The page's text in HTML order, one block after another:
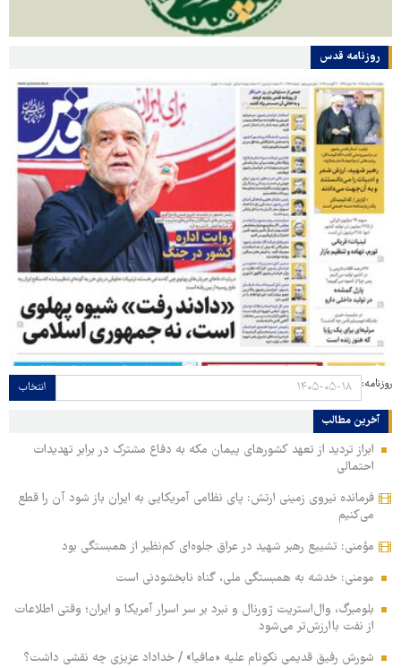
روزنامه قدس
روزنامه: انتخاب
آخرین مطالب
ابراز تردید از تعهد کشورهای پیمان مکه به دفاع مشترک در برابر تهدیدات
احتمالی
فرمانده نیروی زمینی ارتش: پای نظامی آمریکایی به ایران باز شود آن را قطع
می‌کنیم
مؤمنی: تشییع رهبر شهید در عراق جلوه‌ای کم‌نظیر از همبستگی بود
مومنی: خدشه به همبستگی ملی، گناه نابخشودنی است
بلومبرگ، وال‌استریت ژورنال و نبرد بر سر اسرار آمریکا و ایران؛ وقتی اطلاعات
از نفت باارزش‌تر می‌شود
شورش رفیق قدیمی نکونام علیه «مافیا» / خداداد عزیزی چه نقشی داشت؟